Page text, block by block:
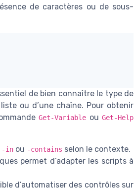
de caractères ou de sous-
de bien connaître le type de
ou d’une chaîne. Pour obtenir
Get-Variable ouGet-Help
-in ou -contains selon le contexte.
permet d’adapter les scripts à
d’automatiser des contrôles sur